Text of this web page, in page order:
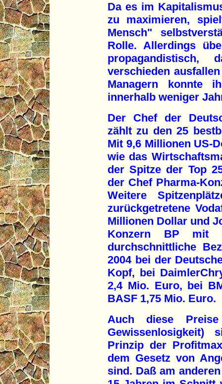
Da es im
zu maximieren,
Mensch"
Rolle. Allerdings
propagandistisch,
verschieden
Managern konnte
innerhalb weniger
Der Chef der
zählt zu den 25
Mit 9,6 Millionen US-
wie das
der Spitze der Top
der Chef Pharma-
Weitere
zurückgetretene
Millionen Dollar und
Konzern BP mit
durchschnittliche
2004 bei der
Kopf, bei
2,4 Mio. Euro, bei
BASF 1,75 Mio. Euro.
Auch diese
Prinzip der
dem Gesetz von
sind. Daß am